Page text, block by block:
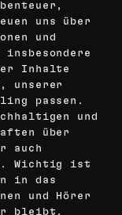
uns über
und
Inhalte
unserer
passen.
und
über
auch
Wichtig ist
in das
und Hörer
bleibt.